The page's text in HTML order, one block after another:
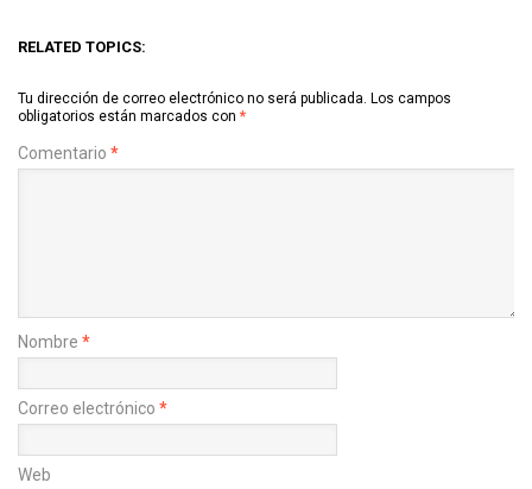
RELATED TOPICS:
Tu dirección de correo electrónico no será publicada. Los campos
obligatorios están marcados con *
Comentario *
Nombre *
Correo electrónico *
Web